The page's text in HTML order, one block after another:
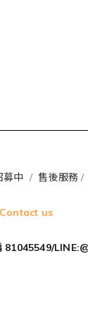
募中 /售後服務 /
Contact us
81045549/